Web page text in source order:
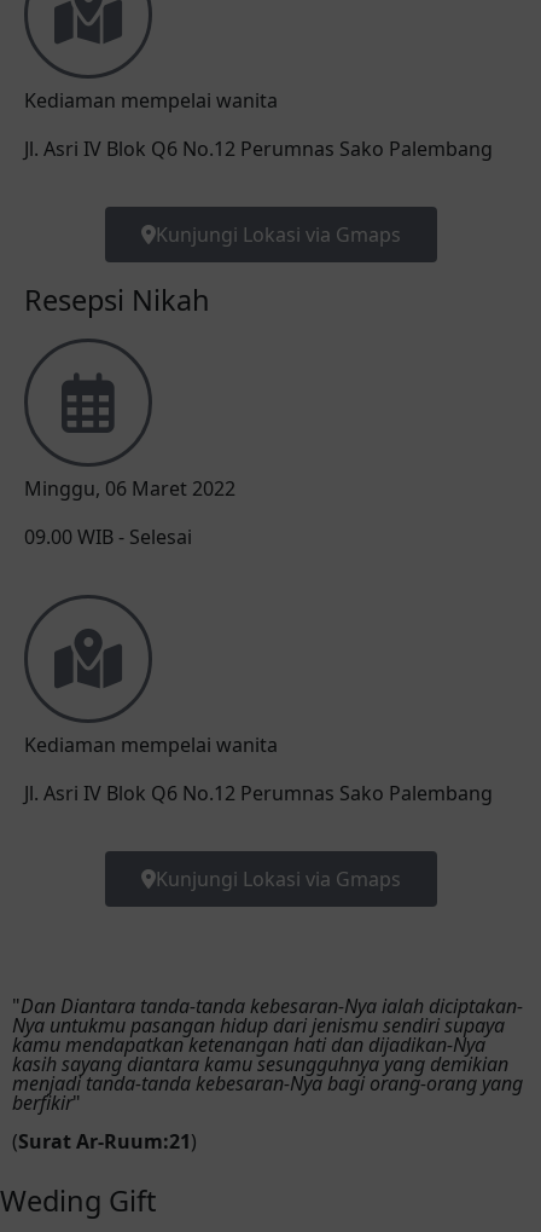
Kediaman mempelai wanita
Jl. Asri IV Blok Q6 No.12 Perumnas Sako Palembang
Kunjungi Lokasi via Gmaps
Resepsi Nikah
Minggu, 06 Maret 2022
09.00 WIB - Selesai
Kediaman mempelai wanita
Jl. Asri IV Blok Q6 No.12 Perumnas Sako Palembang
Kunjungi Lokasi via Gmaps
"Dan Diantara tanda-tanda kebesaran-Nya ialah diciptakan-
Nya untukmu pasangan hidup dari jenismu sendiri supaya
kamu mendapatkan ketenangan hati dan dijadikan-Nya
kasih sayang diantara kamu sesungguhnya yang demikian
menjadi tanda-tanda kebesaran-Nya bagi orang-orang yang
berfikir"
(Surat Ar-Ruum:21)
Weding Gift